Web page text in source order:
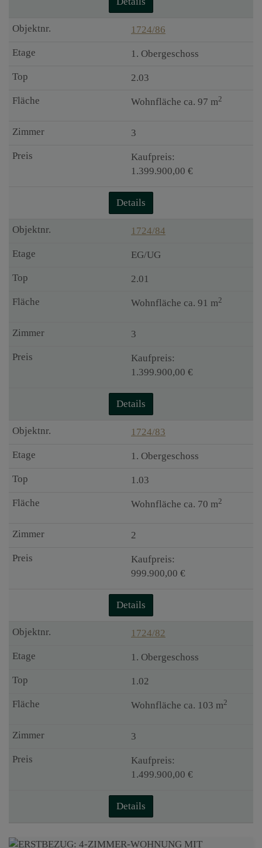
1724/86
1. Obergeschoss
2.03
Wohnfläche ca. 97 m2
3
Kaufpreis:
1.399.900,00 €
Details
1724/84
EG/UG
2.01
Wohnfläche ca. 91 m2
3
Kaufpreis:
1.399.900,00 €
Details
1724/83
1. Obergeschoss
1.03
Wohnfläche ca. 70 m2
2
Kaufpreis:
999.900,00 €
Details
1724/82
1. Obergeschoss
1.02
Wohnfläche ca. 103 m2
3
Kaufpreis:
1.499.900,00 €
Details